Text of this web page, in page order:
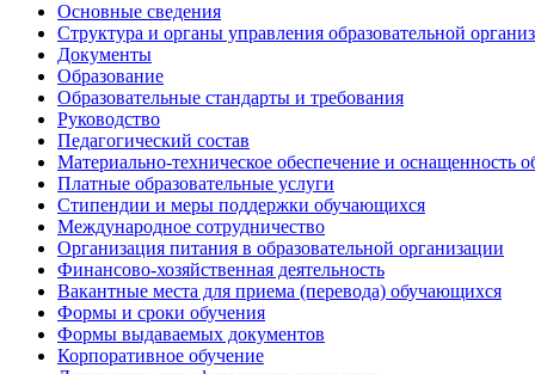
Основные сведения
Структура и органы управления образовательной
Документы
Образование
Образовательные стандарты и требования
Руководство
Педагогический состав
Материально-техническое обеспечение и оснащенность
Платные образовательные услуги
Стипендии и меры поддержки обучающихся
Международное сотрудничество
Организация питания в образовательной организации
Финансово-хозяйственная деятельность
Вакантные места для приема (перевода) обучающихся
Формы и сроки обучения
Формы выдаваемых документов
Корпоративное обучение